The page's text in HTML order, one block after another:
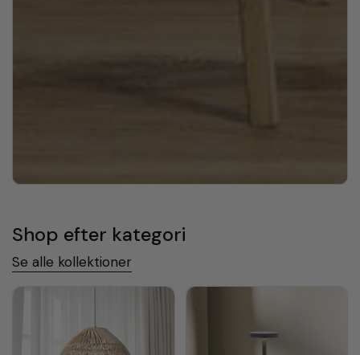
Shop efter kategori
Se alle kollektioner